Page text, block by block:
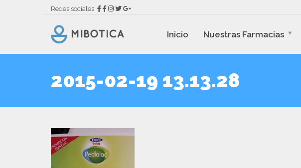
Redes sociales:
Inicio Nuestras Farmacias
2015-02-19 13.13.28